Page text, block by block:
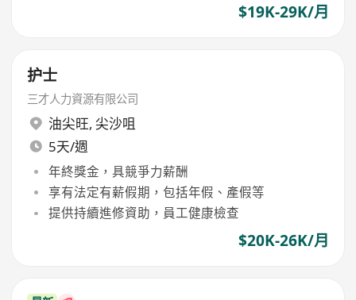
$19K-29K/月
护士
三才人力資源有限公司
油尖旺, 尖沙咀
5天/週
年終獎金，具競爭力薪酬
享有法定有薪假期，包括年假、產假等
提供持續進修資助，員工健康檢查
$20K-26K/月